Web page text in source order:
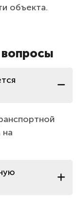
объекта.
на